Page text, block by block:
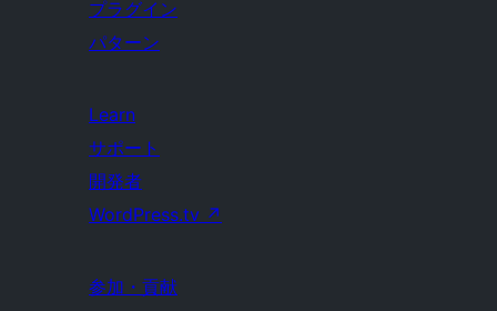
プラグイン
パターン
Learn
サポート
開発者
WordPress.tv ↗
参加・貢献